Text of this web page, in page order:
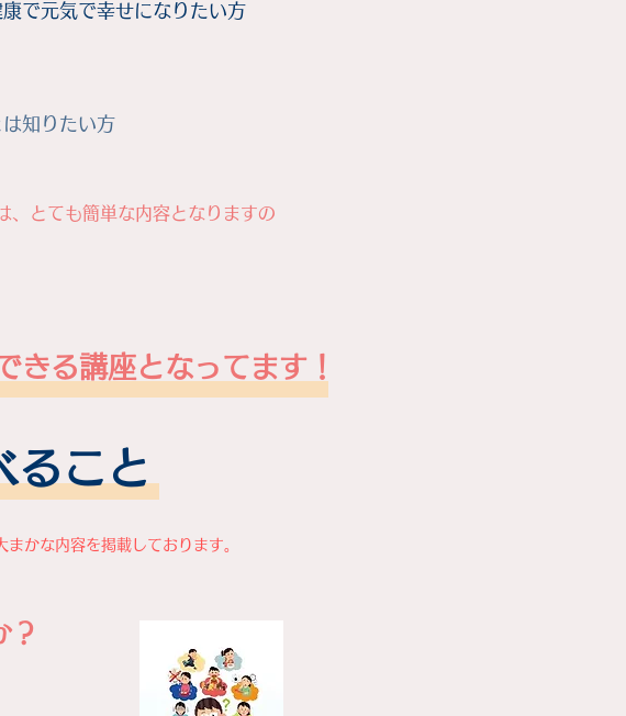
で元気で幸せになりたい方
知りたい方
、とても簡単な内容となりますの
きる講座となってます！
こと
かな内容を掲載しております。
？